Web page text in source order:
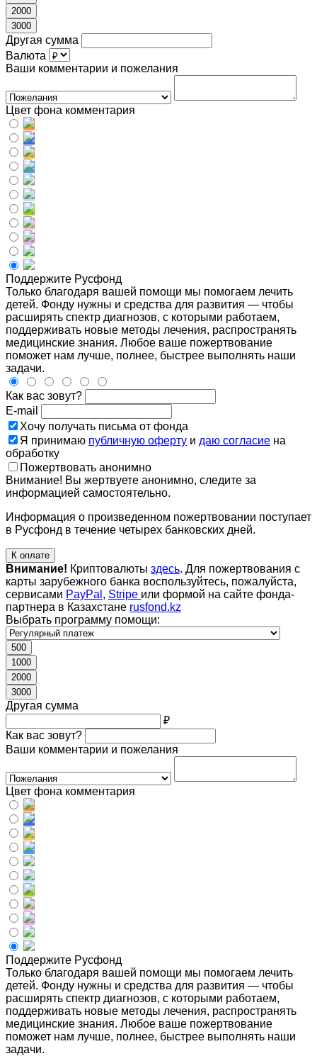
2000
3000
Другая сумма
Валюта
Ваши комментарии и пожелания
Цвет фона комментария
Поддержите Русфонд
Только благодаря вашей помощи мы помогаем лечить
детей. Фонду нужны и средства для развития — чтобы
расширять спектр диагнозов, с которыми работаем,
поддерживать новые методы лечения, распространять
медицинские знания. Любое ваше пожертвование
поможет нам лучше, полнее, быстрее выполнять наши
задачи.
Как вас зовут?
E-mail
Хочу получать письма от фонда
Я принимаю публичную оферту и даю согласие на
обработку
Пожертвовать анонимно
Внимание! Вы жертвуете анонимно, следите за
информацией самостоятельно.
Информация о произведенном пожертвовании поступает
в Русфонд в течение четырех банковских дней.
К оплате
Внимание! Криптовалюты здесь. Для пожертвования с
карты зарубежного банка воспользуйтесь, пожалуйста,
сервисами PayPal , Stripe или формой на сайте фонда-
партнера в Казахстане rusfond.kz
Выбрать программу помощи:
500
1000
2000
3000
Другая сумма
₽
Как вас зовут?
Ваши комментарии и пожелания
Цвет фона комментария
Поддержите Русфонд
Только благодаря вашей помощи мы помогаем лечить
детей. Фонду нужны и средства для развития — чтобы
расширять спектр диагнозов, с которыми работаем,
поддерживать новые методы лечения, распространять
медицинские знания. Любое ваше пожертвование
поможет нам лучше, полнее, быстрее выполнять наши
задачи.